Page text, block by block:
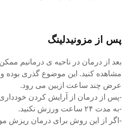
پس از مزونیدلینگ
بعد از درمان در ناحیه ی درمانیم
مشاهده کنید. این موضوع گذری بوده
عرض چند ساعت ازبین می رود.
-پس از درمان از آرایش کردن خودداری
-به مدت ۲۴ ساعت ورزش نکنید.
-اگر از این روش برای درمان ریزش